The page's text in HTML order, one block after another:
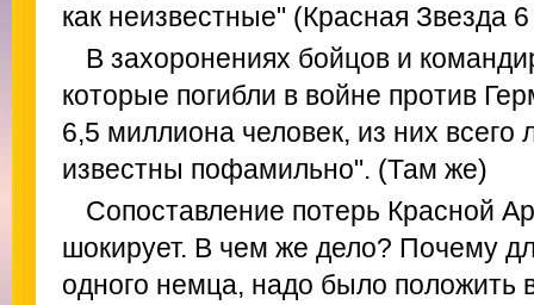
как неизвестные" (Красная Звезда
В захоронениях бойцов и
которые погибли в войне против
6,5 миллиона человек, из них
известны пофамильно". (Там же)
Сопоставление потерь Красной
шокирует. В чем же дело? Почему
одного немца, надо было положить